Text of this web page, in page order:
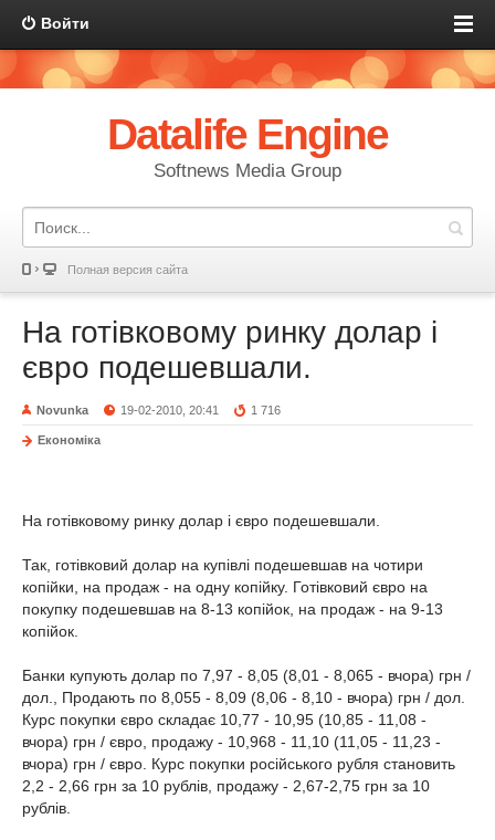
Войти
Datalife Engine
Softnews Media Group
Полная версия сайта
На готівковому ринку долар і
євро подешевшали.
Novunka 19-02-2010, 20:41 1 716
Економіка
На готівковому ринку долар і євро подешевшали.
Так, готівковий долар на купівлі подешевшав на чотири
копійки, на продаж - на одну копійку. Готівковий євро на
покупку подешевшав на 8-13 копійок, на продаж - на 9-13
копійок.
Банки купують долар по 7,97 - 8,05 (8,01 - 8,065 - вчора) грн /
дол., Продають по 8,055 - 8,09 (8,06 - 8,10 - вчора) грн / дол.
Курс покупки євро складає 10,77 - 10,95 (10,85 - 11,08 -
вчора) грн / євро, продажу - 10,968 - 11,10 (11,05 - 11,23 -
вчора) грн / євро. Курс покупки російського рубля становить
2,2 - 2,66 грн за 10 рублів, продажу - 2,67-2,75 грн за 10
рублів.